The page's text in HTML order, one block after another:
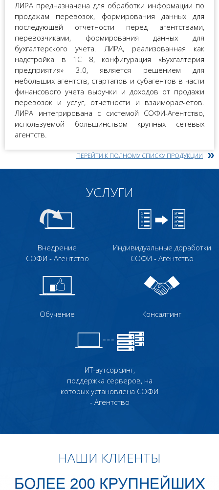
ЛИРА предназначена для обработки информации по
продажам перевозок, формирования данных для
последующей отчетности перед агентствами,
перевозчиками, формирования данных для
бухгалтерского учета. ЛИРА, реализованная как
надстройка в 1С 8, конфигурация «Бухгалтерия
предприятия» 3.0, является решением для
небольших агентств, стартапов и субагентов в части
финансового учета выручки и доходов от продажи
перевозок и услуг, отчетности и взаиморасчетов.
ЛИРА интегрирована с системой СОФИ-Агентство,
используемой большинством крупных сетевых
агентств.
ПЕРЕЙТИ К ПОЛНОМУ СПИСКУ ПРОДУКЦИИ
УСЛУГИ
Внедрение
СОФИ - Агентство
Индивидуальные доработки
СОФИ - Агентство
Обучение Консалтинг
ИТ-аутсорсинг,
поддержка серверов, на
которых установлена СОФИ
- Агентство
НАШИ КЛИЕНТЫ